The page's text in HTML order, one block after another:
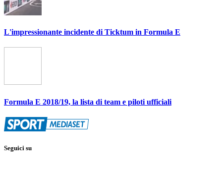
L'impressionante incidente di Ticktum in Formula E
Formula E 2018/19, la lista di team e piloti ufficiali
Seguici su